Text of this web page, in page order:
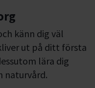
känn dig väl
ut på ditt första
lära dig
naturvård.